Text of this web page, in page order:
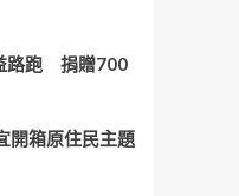
路跑 捐贈700
開箱原住民主題